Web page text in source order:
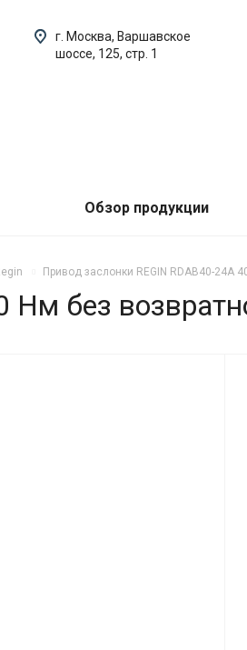
г. Москва, Варшавское
шоссе, 125, стр. 1
Обзор продукции
Привод заслонки REGIN RDAB40-24A
Нм без